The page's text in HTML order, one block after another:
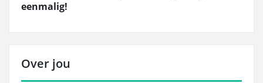
eenmalig!
Over jou